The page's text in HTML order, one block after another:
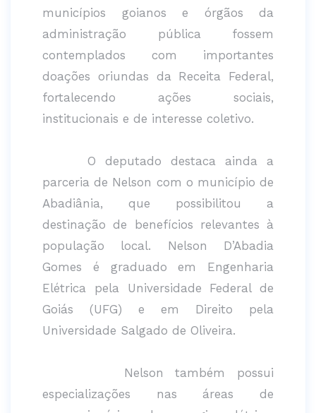
municípios goianos e órgãos da
administração pública fossem
contemplados com importantes
doações oriundas da Receita Federal,
fortalecendo ações sociais,
institucionais e de interesse coletivo.
O deputado destaca ainda a
parceria de Nelson com o município de
Abadiânia, que possibilitou a
destinação de benefícios relevantes à
população local. Nelson D’Abadia
Gomes é graduado em Engenharia
Elétrica pela Universidade Federal de
Goiás (UFG) e em Direito pela
Universidade Salgado de Oliveira.
Nelson também possui
especializações nas áreas de